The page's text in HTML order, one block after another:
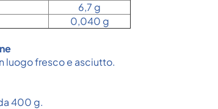
6,7 g
0,040 g
luogo fresco e asciutto.
400 g.